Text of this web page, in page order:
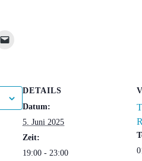
DETAILS
Datum:
5. Juni 2025
Zeit:
19:00 - 23:00